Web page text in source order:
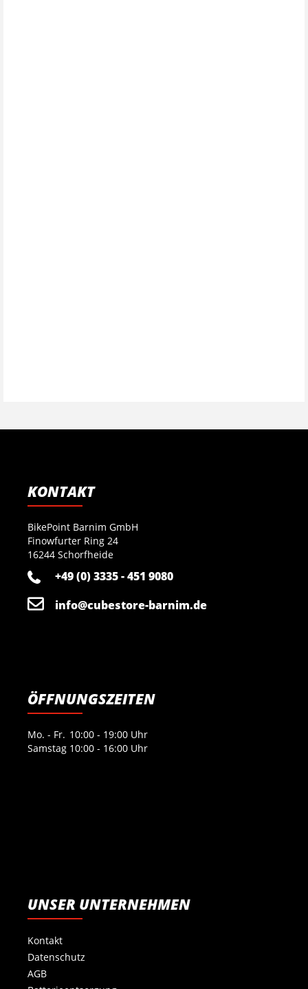
KONTAKT
BikePoint Barnim GmbH
Finowfurter Ring 24
16244 Schorfheide
+49 (0) 3335 - 451 9080
info@cubestore-barnim.de
ÖFFNUNGSZEITEN
Mo. - Fr. 10:00 - 19:00 Uhr
Samstag 10:00 - 16:00 Uhr
UNSER UNTERNEHMEN
Kontakt
Datenschutz
AGB